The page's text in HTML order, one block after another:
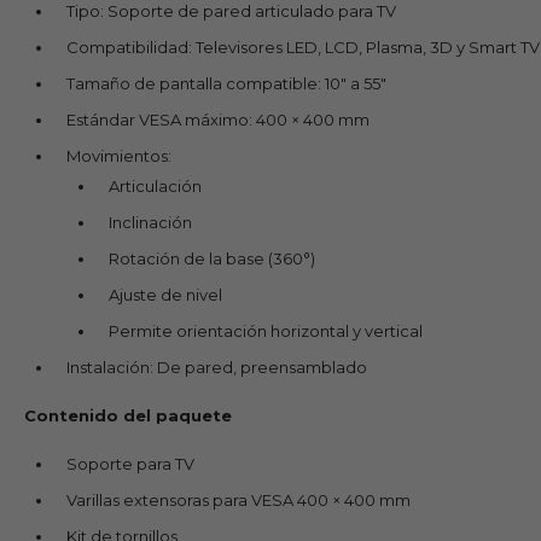
Tipo: Soporte de pared articulado para TV
Compatibilidad: Televisores LED, LCD, Plasma, 3D y Smart TV
Tamaño de pantalla compatible: 10" a 55"
Estándar VESA máximo: 400 × 400 mm
Movimientos:
Articulación
Inclinación
Rotación de la base (360°)
Ajuste de nivel
Permite orientación horizontal y vertical
Instalación: De pared, preensamblado
Contenido del paquete
Soporte para TV
Varillas extensoras para VESA 400 × 400 mm
Kit de tornillos